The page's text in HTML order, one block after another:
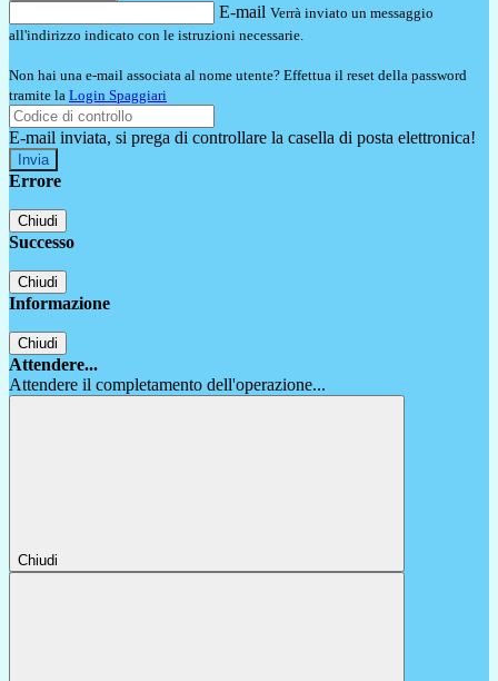
E-mail Verrà inviato un messaggio
all'indirizzo indicato con le istruzioni necessarie.
Non hai una e-mail associata al nome utente? Effettua il reset della password
tramite la Login Spaggiari
E-mail inviata, si prega di controllare la casella di posta elettronica!
Errore
Chiudi
Successo
Chiudi
Informazione
Chiudi
Attendere...
Attendere il completamento dell'operazione...
Chiudi